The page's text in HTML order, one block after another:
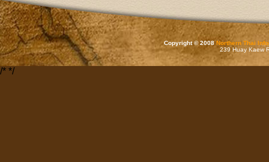
Copyright © 2008Northern Thai
239 Huay Kaew
/* */